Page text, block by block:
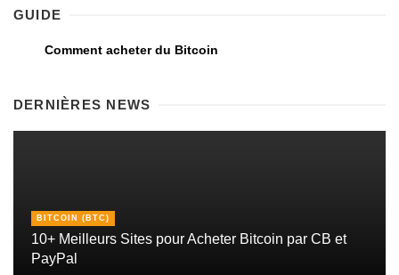
GUIDE
Comment acheter du Bitcoin
DERNIÈRES NEWS
BITCOIN (BTC)
10+ Meilleurs Sites pour Acheter Bitcoin par CB et
PayPal